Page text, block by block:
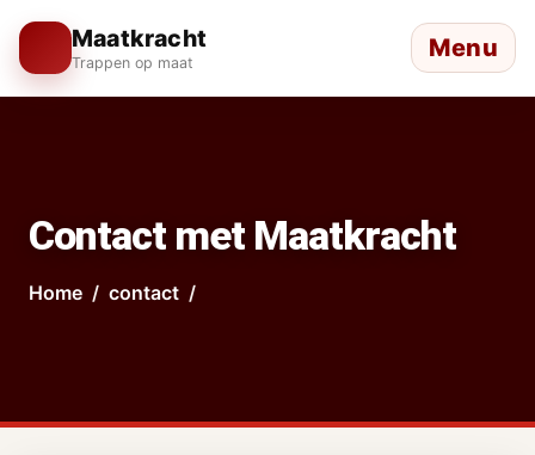
Maatkracht
Trappen op maat Menu
Contact met Maatkracht
Home contact